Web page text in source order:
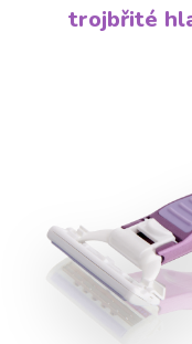
trojbřité